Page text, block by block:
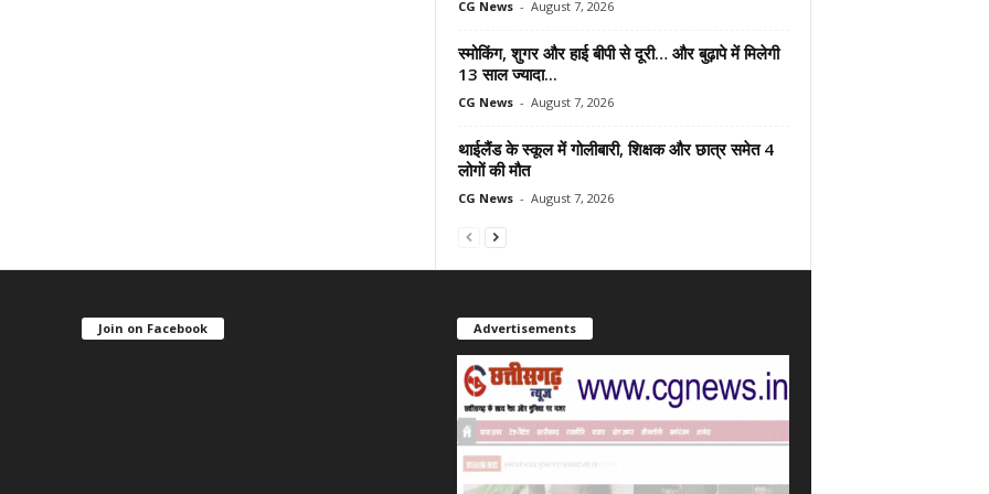
CG News - August 7, 2026
स्मोकिंग, शुगर और हाई बीपी से दूरी… और बुढ़ापे में मिलेगी
13 साल ज्यादा...
CG News - August 7, 2026
थाईलैंड के स्कूल में गोलीबारी, शिक्षक और छात्र समेत 4
लोगों की मौत
CG News - August 7, 2026
Join on Facebook Advertisements